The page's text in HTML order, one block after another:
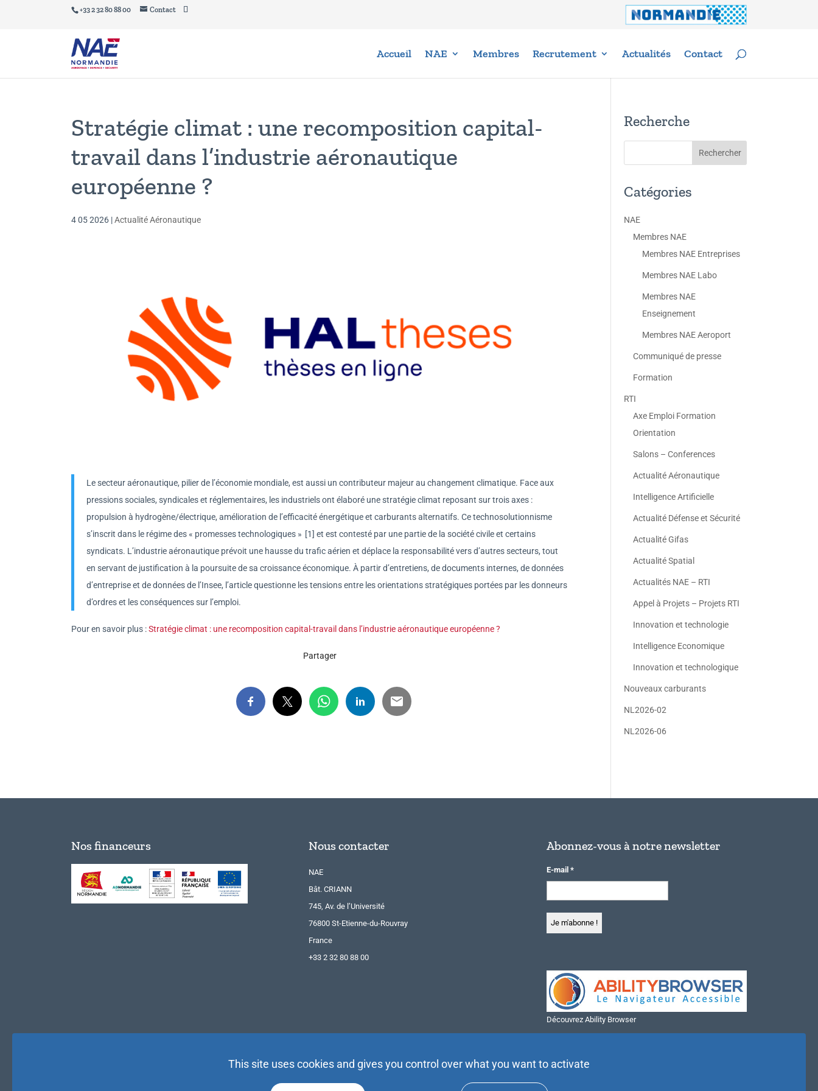
+33 2 32 80 88 00 Contact
Accueil NAE Membres Recrutement Actualités Contact
Stratégie climat : une recomposition capital-
travail dans l’industrie aéronautique
européenne ?
4 05 2026 |Actualité Aéronautique
Le secteur aéronautique, pilier de l’économie mondiale, est aussi un contributeur majeur au changement climatique. Face aux
pressions sociales, syndicales et réglementaires, les industriels ont élaboré une stratégie climat reposant sur trois axes :
propulsion à hydrogène/électrique, amélioration de l’efficacité énergétique et carburants alternatifs. Ce technosolutionnisme
s’inscrit dans le régime des « promesses technologiques » [1] et est contesté par une partie de la société civile et certains
syndicats. L’industrie aéronautique prévoit une hausse du trafic aérien et déplace la responsabilité vers d’autres secteurs, tout
en servant de justification à la poursuite de sa croissance économique. À partir d’entretiens, de documents internes, de données
d’entreprise et de données de l’Insee, l’article questionne les tensions entre les orientations stratégiques portées par les donneurs
d’ordres et les conséquences sur l’emploi.
Pour en savoir plus :Stratégie climat : une recomposition capital-travail dans l’industrie aéronautique européenne ?
Partager
Recherche
Catégories
NAE
Membres NAE
Membres NAE Entreprises
Membres NAE Labo
Membres NAE
Enseignement
Membres NAE Aeroport
Communiqué de presse
Formation
RTI
Axe Emploi Formation
Orientation
Salons – Conferences
Actualité Aéronautique
Intelligence Artificielle
Actualité Défense et Sécurité
Actualité Gifas
Actualité Spatial
Actualités NAE – RTI
Appel à Projets – Projets RTI
Innovation et technologie
Intelligence Economique
Innovation et technologique
Nouveaux carburants
NL2026-02
NL2026-06
Nos financeurs Nous contacter
NAE
Bât. CRIANN
745, Av. de l’Université
76800 St-Etienne-du-Rouvray
France
+33 2 32 80 88 00
Abonnez-vous à notre newsletter
E-mail *
Découvrez Ability Browser
This site uses cookies and gives you control over what you want to activate